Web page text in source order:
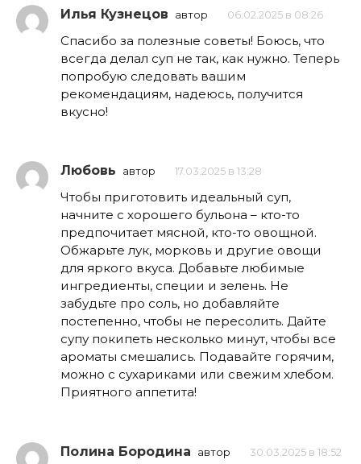
Илья Кузнецов автор 06.02.2025 в 08:26
Спасибо за полезные советы! Боюсь, что
всегда делал суп не так, как нужно. Теперь
попробую следовать вашим
рекомендациям, надеюсь, получится
вкусно!
Любовь автор 17.03.2025 в 13:28
Чтобы приготовить идеальный суп,
начните с хорошего бульона – кто-то
предпочитает мясной, кто-то овощной.
Обжарьте лук, морковь и другие овощи
для яркого вкуса. Добавьте любимые
ингредиенты, специи и зелень. Не
забудьте про соль, но добавляйте
постепенно, чтобы не пересолить. Дайте
супу покипеть несколько минут, чтобы все
ароматы смешались. Подавайте горячим,
можно с сухариками или свежим хлебом.
Приятного аппетита!
Полина Бородина автор 30.03.2025 в 18:52